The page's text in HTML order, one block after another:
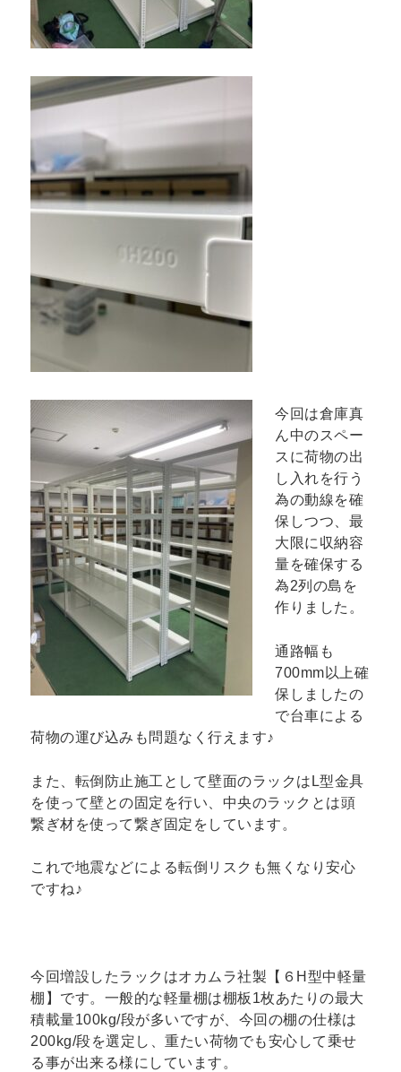
今回は倉庫真
ん中のスペー
スに荷物の出
し入れを行う
為の動線を確
保しつつ、最
大限に収納容
量を確保する
為2列の島を
作りました。
通路幅も
700mm以上確
保しましたの
で台車による
荷物の運び込みも問題なく行えます♪
また、転倒防止施工として壁面のラックはL型金具
を使って壁との固定を行い、中央のラックとは頭
繋ぎ材を使って繋ぎ固定をしています。
これで地震などによる転倒リスクも無くなり安心
ですね♪
今回増設したラックはオカムラ社製【６H型中軽量
棚】です。一般的な軽量棚は棚板1枚あたりの最大
積載量100kg/段が多いですが、今回の棚の仕様は
200kg/段を選定し、重たい荷物でも安心して乗せ
る事が出来る様にしています。